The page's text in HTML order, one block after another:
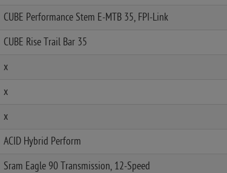
CUBE Performance Stem E-MTB 35, FPI-Link
CUBE Rise Trail Bar 35
x
x
x
ACID Hybrid Perform
Sram Eagle 90 Transmission, 12-Speed